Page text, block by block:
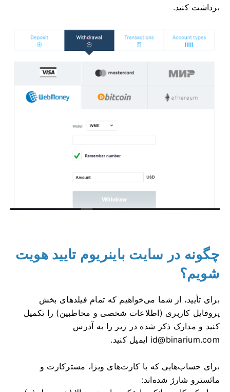
برداشت کنید.
چگونه در سایت باینریوم تایید هویت
شویم؟
برای تأیید، از شما می‌خواهیم که تمام فیلدهای بخش
پروفایل کاربری (اطلاعات شخصی و مخاطبین) را تکمیل
کنید و مدارک ذکر شده در زیر را به آدرس
id@binarium.com ایمیل کنید.
برای حساب‌هایی که با کارت‌های ویزا، مسترکارت و
مائسترو شارژ شده‌اند: